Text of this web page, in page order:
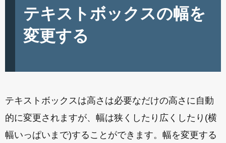
テキストボックスの幅を
変更する
テキストボックスは高さは必要なだけの高さに自動
的に変更されますが、幅は狭くしたり広くしたり(横
幅いっぱいまで)することができます。幅を変更する